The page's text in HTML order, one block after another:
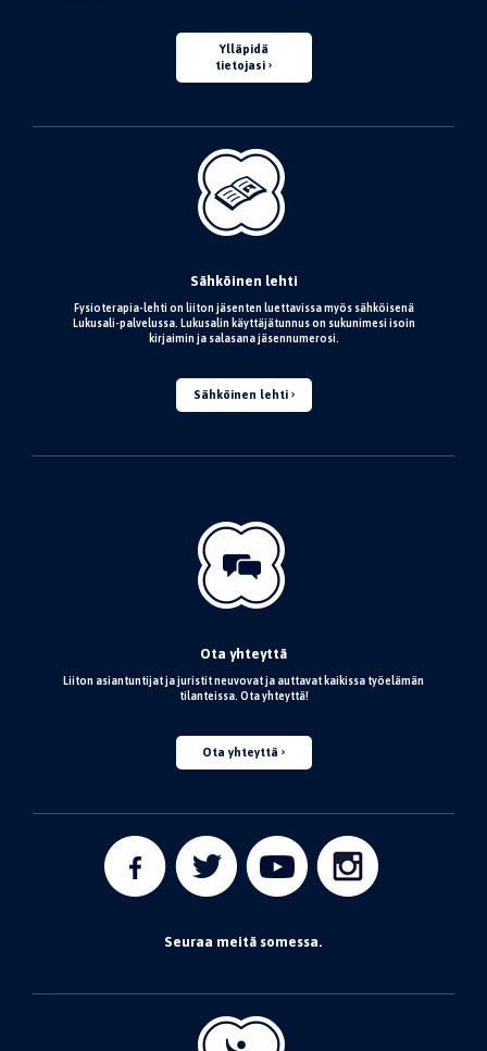
Ylläpidä
tietojasi
Sähköinen lehti
Fysioterapia-lehti on liiton jäsenten luettavissa myös sähköisenä
Lukusali-palvelussa. Lukusalin käyttäjätunnus on sukunimesi isoin
kirjaimin ja salasana jäsennumerosi.
Sähköinen lehti
Ota yhteyttä
Liiton asiantuntijat ja juristit neuvovat ja auttavat kaikissa työelämän
tilanteissa. Ota yhteyttä!
Ota yhteyttä
Seuraa meitä somessa.